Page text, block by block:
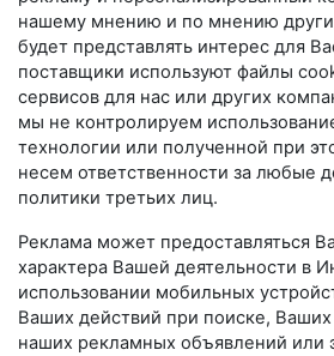
нашему мнению и по мнению
будет представлять интерес для
поставщики используют файлы
сервисов для нас или других
мы не контролируем
технологии или полученной при
несем ответственности за любые
политики третьих лиц.
Реклама может предоставляться
характера Вашей деятельности в
использовании мобильных
Ваших действий при поиске,
наших рекламных объявлений или